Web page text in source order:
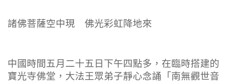
諸佛菩薩空中現 佛光彩虹降地來
中國時間五月二十五日下午四點多，在臨時搭建的
寶光寺佛堂，大法王眾弟子靜心念誦「南無觀世音